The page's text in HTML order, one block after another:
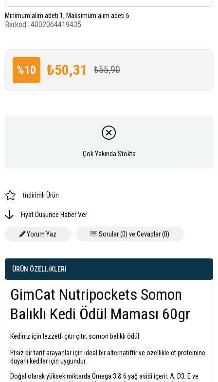
Minimum alım adeti 1, Maksimum alım adeti 6
Barkod : 4002064419435
%10
₺55,90
₺50,31
Çok Yakında Stokta
İndirimli Ürün
Fiyat Düşünce Haber Ver
Yorum Yaz Sorular (0) ve Cevaplar (0)
ÜRÜN ÖZELLIKLERI
GimCat Nutripockets Somon
Balıklı Kedi Ödül Maması 60gr
Kediniz için lezzetli çıtır çıtır, somon balıklı ödül.
Etsiz bir tarif arayanlar için ideal bir alternatiftir ve özellikle et proteinine
duyarlı kediler için uygundur.
Doğal olarak yüksek miktarda Omega 3 & 6 yağ asidi içerir. A, D3, E ve